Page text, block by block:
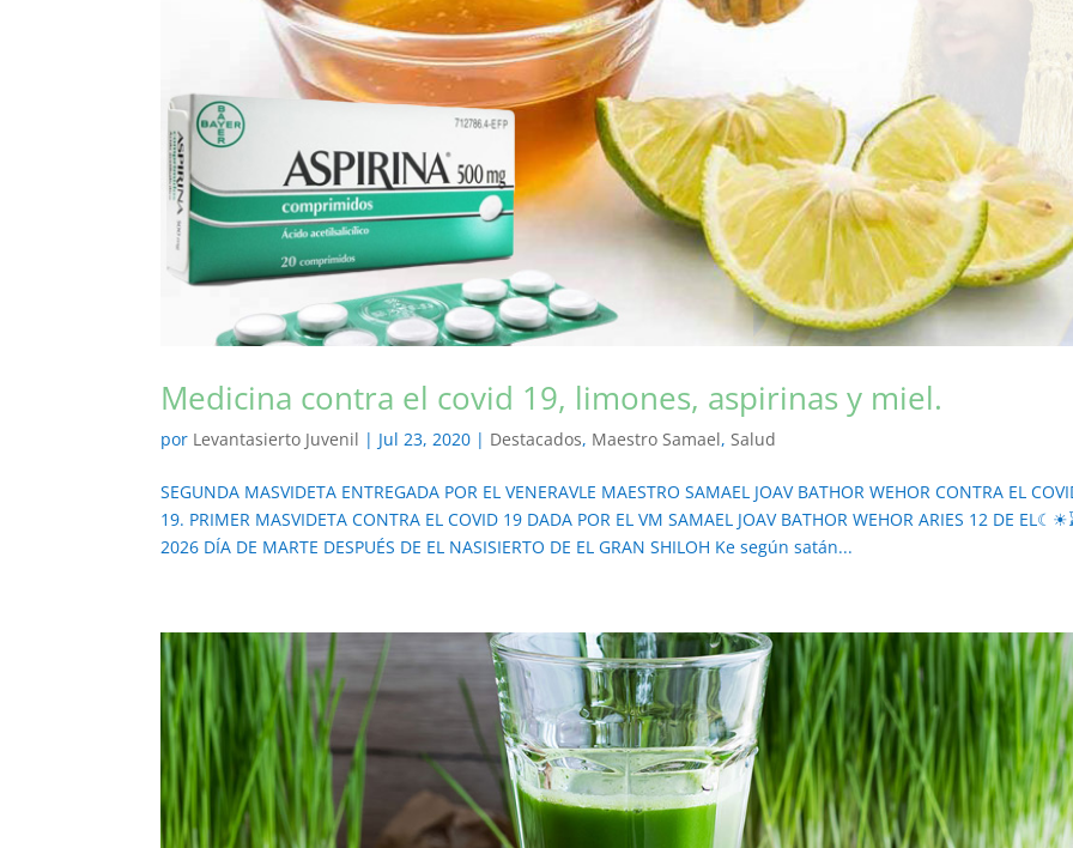
Medicina contra el covid 19, limones, aspirinas y miel.
por Levantasierto Juvenil | Jul 23, 2020 | Destacados, Maestro Samael,Salud
SEGUNDA MASVIDETA ENTREGADA POR EL VENERAVLE MAESTRO SAMAEL JOAV BATHOR WEHOR CONTRA EL
19. PRIMER MASVIDETA CONTRA EL COVID 19 DADA POR EL VM SAMAEL JOAV BATHOR WEHOR ARIES 12 DE
2026 DÍA DE MARTE DESPUÉS DE EL NASISIERTO DE EL GRAN SHILOH Ke según satán...